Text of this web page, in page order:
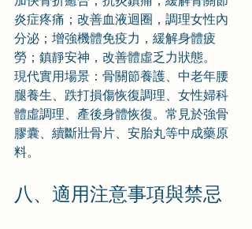
炎症疼痛；改善血液迴圈，調理女性內
分泌；增強機體免疫力，緩解身體疲
勞；鎮靜安神，改善體虛乏力狀態。
現代實用場景：骨關節養護、中老年腰
腿養生、跌打損傷恢復調理、女性婦科
體虛調理、產後身體恢復。常見於強骨
膠囊、續斷壯骨片、安胎丸等中成藥原
料。
八、適用注意事項與禁忌